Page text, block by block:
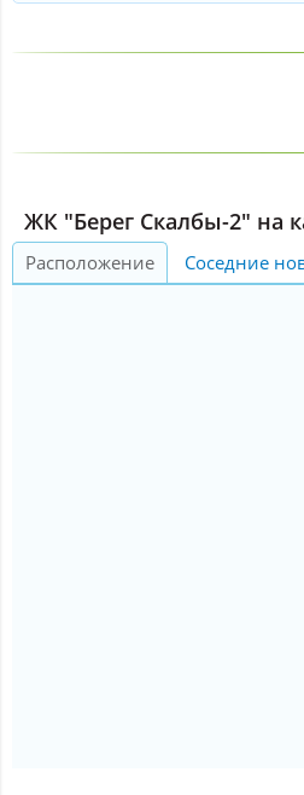
ЖК "Берег Скалбы-2" на
Расположение Соседние